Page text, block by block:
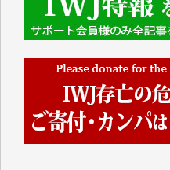
■■■■■■
くさんの応援のメッセー
めて、その一部をここに
■■■■■■
■2026年7月、ご寄付い